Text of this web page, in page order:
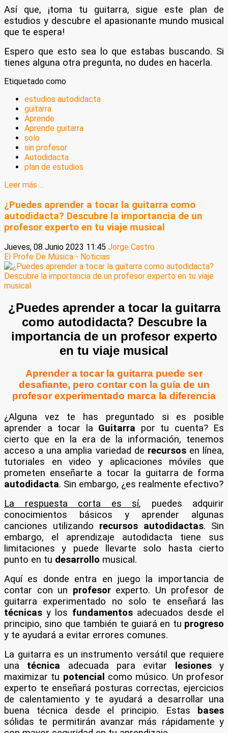
Así que, ¡toma tu guitarra, sigue este plan de
estudios y descubre el apasionante mundo musical
que te espera!
Espero que esto sea lo que estabas buscando. Si
tienes alguna otra pregunta, no dudes en hacerla.
Etiquetado como
estudios autodidacta
guitarra
Aprende
Aprende guitarra
solo
sin profesor
Autodidacta
plan de estudios
Leer más ...
¿Puedes aprender a tocar la guitarra como
autodidacta? Descubre la importancia de un
profesor experto en tu viaje musical
Jueves, 08 Junio 2023 11:45 Jorge Castro
El Profe De Música - Noticias
¿Puedes aprender a tocar la guitarra
como autodidacta? Descubre la
importancia de un profesor experto
en tu viaje musical
Aprender a tocar la guitarra puede ser
desafiante, pero contar con la guía de un
profesor experimentado marca la diferencia
¿Alguna vez te has preguntado si es posible
aprender a tocar la Guitarra por tu cuenta? Es
cierto que en la era de la información, tenemos
acceso a una amplia variedad de recursosen línea,
tutoriales en video y aplicaciones móviles que
prometen enseñarte a tocar la guitarra de forma
autodidacta. Sin embargo, ¿es realmente efectivo?
La respuesta corta es sí, puedes adquirir
conocimientos básicos y aprender algunas
canciones utilizando recursos autodidactas. Sin
embargo, el aprendizaje autodidacta tiene sus
limitaciones y puede llevarte solo hasta cierto
punto en tu desarrollo musical.
Aquí es donde entra en juego la importancia de
contar con un profesorexperto. Un profesor de
guitarra experimentado no solo te enseñará las
técnicas y los fundamentosadecuados desde el
principio, sino que también te guiará en tu progreso
y te ayudará a evitar errores comunes.
La guitarra es un instrumento versátil que requiere
una técnica adecuada para evitar lesionesy
maximizar tu potencial como músico. Un profesor
experto te enseñará posturas correctas, ejercicios
de calentamiento y te ayudará a desarrollar una
buena técnica desde el principio. Estas
bases
sólidas te permitirán avanzar más rápidamente y